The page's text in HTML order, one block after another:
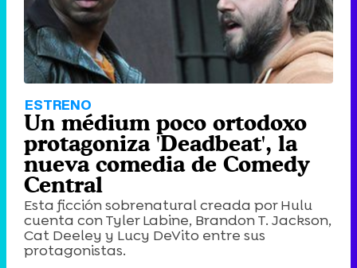
ESTRENO
Un médium poco ortodoxo
protagoniza 'Deadbeat', la
nueva comedia de Comedy
Central
Esta ficción sobrenatural creada por Hulu
cuenta con Tyler Labine, Brandon T. Jackson,
Cat Deeley y Lucy DeVito entre sus
protagonistas.